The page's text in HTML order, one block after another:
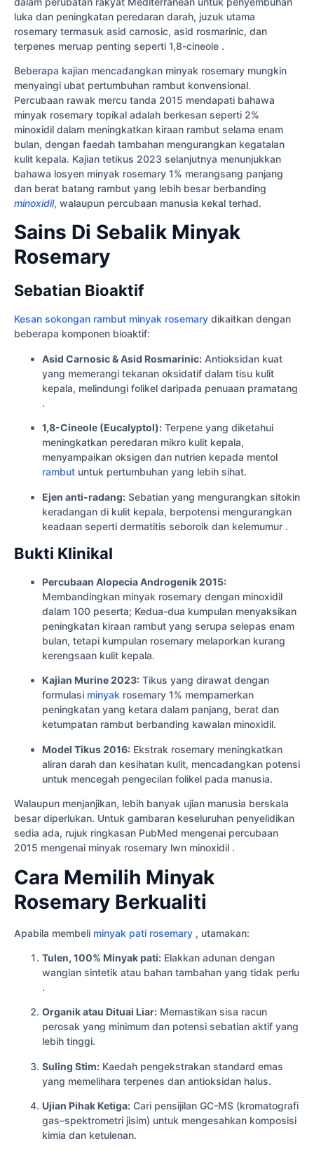
luka dan peningkatan peredaran darah, juzuk utama
rosemary termasuk asid carnosic, asid rosmarinic, dan
terpenes meruap penting seperti 1,8-cineole .
Beberapa kajian mencadangkan minyak rosemary mungkin
menyaingi ubat pertumbuhan rambut konvensional.
Percubaan rawak mercu tanda 2015 mendapati bahawa
minyak rosemary topikal adalah berkesan seperti 2%
minoxidil dalam meningkatkan kiraan rambut selama enam
bulan, dengan faedah tambahan mengurangkan kegatalan
kulit kepala. Kajian tetikus 2023 selanjutnya menunjukkan
bahawa losyen minyak rosemary 1% merangsang panjang
dan berat batang rambut yang lebih besar berbanding
minoxidil, walaupun percubaan manusia kekal terhad.
Sains Di Sebalik Minyak
Rosemary
Sebatian Bioaktif
Kesan sokongan rambut minyak rosemary dikaitkan dengan
beberapa komponen bioaktif:
Asid Carnosic & Asid Rosmarinic: Antioksidan kuat
yang memerangi tekanan oksidatif dalam tisu kulit
kepala, melindungi folikel daripada penuaan pramatang
.
1,8-Cineole (Eucalyptol): Terpene yang diketahui
meningkatkan peredaran mikro kulit kepala,
menyampaikan oksigen dan nutrien kepada mentol
rambut untuk pertumbuhan yang lebih sihat.
Ejen anti-radang: Sebatian yang mengurangkan sitokin
keradangan di kulit kepala, berpotensi mengurangkan
keadaan seperti dermatitis seboroik dan kelemumur .
Bukti Klinikal
Percubaan Alopecia Androgenik 2015:
Membandingkan minyak rosemary dengan minoxidil
dalam 100 peserta; Kedua-dua kumpulan menyaksikan
peningkatan kiraan rambut yang serupa selepas enam
bulan, tetapi kumpulan rosemary melaporkan kurang
kerengsaan kulit kepala.
Kajian Murine 2023: Tikus yang dirawat dengan
formulasi minyak rosemary 1% mempamerkan
peningkatan yang ketara dalam panjang, berat dan
ketumpatan rambut berbanding kawalan minoxidil.
Model Tikus 2016: Ekstrak rosemary meningkatkan
aliran darah dan kesihatan kulit, mencadangkan potensi
untuk mencegah pengecilan folikel pada manusia.
Walaupun menjanjikan, lebih banyak ujian manusia berskala
besar diperlukan. Untuk gambaran keseluruhan penyelidikan
sedia ada, rujuk ringkasan PubMed mengenai percubaan
2015 mengenai minyak rosemary lwn minoxidil .
Cara Memilih Minyak
Rosemary Berkualiti
Apabila membeli minyak pati rosemary , utamakan:
Tulen, 100% Minyak pati: Elakkan adunan dengan
wangian sintetik atau bahan tambahan yang tidak perlu
.
Organik atau Dituai Liar: Memastikan sisa racun
perosak yang minimum dan potensi sebatian aktif yang
lebih tinggi.
Suling Stim: Kaedah pengekstrakan standard emas
yang memelihara terpenes dan antioksidan halus.
Ujian Pihak Ketiga: Cari pensijilan GC-MS (kromatografi
gas–spektrometri jisim) untuk mengesahkan komposisi
kimia dan ketulenan.